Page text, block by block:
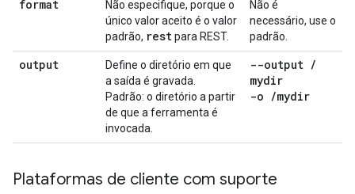
format
Não especifique, porque o
único valor aceito é o valor
padrão, restpara REST.
Não é
necessário, use o
padrão.
output
Define o diretório em que
a saída é gravada.
Padrão: o diretório a partir
de que a ferramenta é
invocada.
--output /
mydir
-o /mydir
Plataformas de cliente com suporte